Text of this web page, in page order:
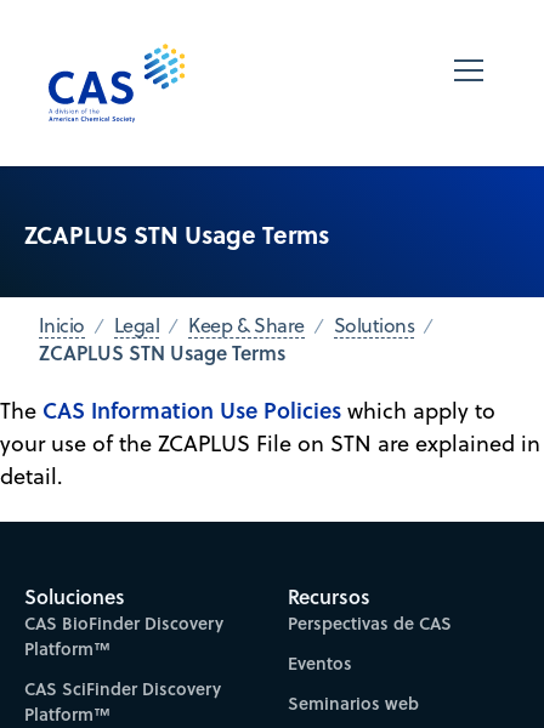
ZCAPLUS STN Usage Terms
Inicio Legal Keep & Share Solutions
ZCAPLUS STN Usage Terms
The CAS Information Use Policies which apply to
your use of the ZCAPLUS File on STN are explained in
detail.
Soluciones
CAS BioFinder Discovery
Platform™
CAS SciFinder Discovery
Platform™
Recursos
Perspectivas de CAS
Eventos
Seminarios web